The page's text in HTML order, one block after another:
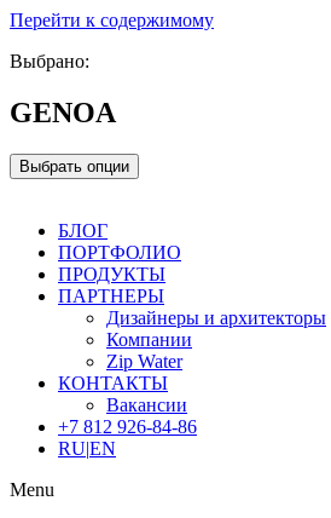
Перейти к содержимому
Выбрано:
GENOA
Выбрать опции
БЛОГ
ПОРТФОЛИО
ПРОДУКТЫ
ПАРТНЕРЫ
Дизайнеры и архитекторы
Компании
Zip Water
КОНТАКТЫ
Вакансии
+7 812 926-84-86
RU|EN
Menu